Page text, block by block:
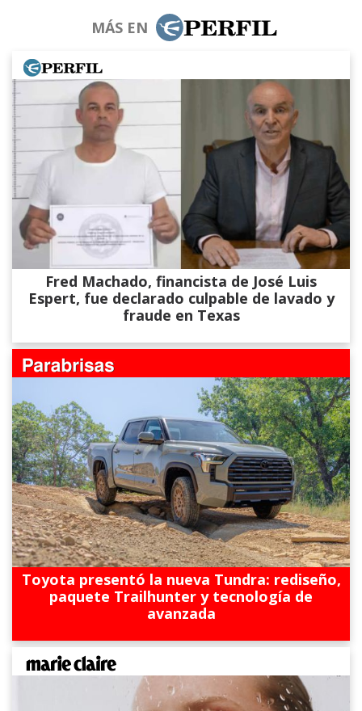
MÁS EN
Fred Machado, financista de José Luis
Espert, fue declarado culpable de lavado y
fraude en Texas
Toyota presentó la nueva Tundra: rediseño,
paquete Trailhunter y tecnología de
avanzada